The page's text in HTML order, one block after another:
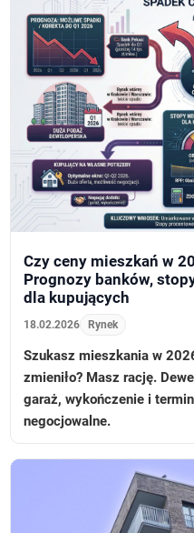
Czy ceny mieszkań w
Prognozy banków,
dla kupujących
18.02.2026 Rynek
Szukasz mieszkania w
zmieniło? Masz rację.
garaż, wykończenie i
negocjowalne.